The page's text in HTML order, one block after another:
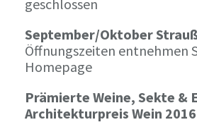
geschlossen
September/Oktober
Öffnungszeiten entnehmen
Homepage
Prämierte Weine, Sekte &
Architekturpreis Wein 2016